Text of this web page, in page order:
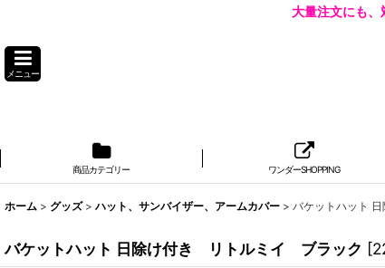
大量注文にも
メニュー
商品カテゴリー ワンダーSHOPPING
ホーム > グッズ > ハット、サンバイザー、アームカバー > バケットハット
バケットハット 日除け付き リトルミイ ブラック [